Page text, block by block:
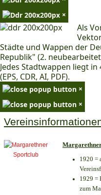
×
Als
Städte und Wappen der
Republik" (2.
Jedes Stadtwappen liegt
(EPS, CDR, AI, PDF).
×
×
1920 =
1929 =
zum